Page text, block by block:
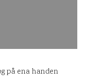
på ena handen